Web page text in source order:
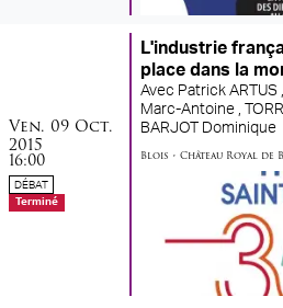
vendredi
Ven. 09 octobre
Oct.
2015
16:00
DÉBAT
Terminé
L'industrie
place dans la
Avec Patrick ARTUS ,
Marc-Antoine ,
BARJOT Dominique
Blois • Château Royal de